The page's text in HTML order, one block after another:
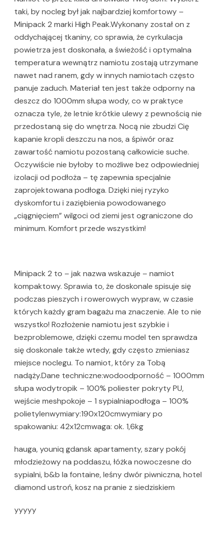
taki, by nocleg był jak najbardziej komfortowy –
Minipack 2 marki High Peak.Wykonany został on z
oddychającej tkaniny, co sprawia, że cyrkulacja
powietrza jest doskonała, a świeżość i optymalna
temperatura wewnątrz namiotu zostają utrzymane
nawet nad ranem, gdy w innych namiotach często
panuje zaduch. Materiał ten jest także odporny na
deszcz do 1000mm słupa wody, co w praktyce
oznacza tyle, że letnie krótkie ulewy z pewnością nie
przedostaną się do wnętrza. Nocą nie zbudzi Cię
kapanie kropli deszczu na nos, a śpiwór oraz
zawartość namiotu pozostaną całkowicie suche.
Oczywiście nie byłoby to możliwe bez odpowiedniej
izolacji od podłoża – tę zapewnia specjalnie
zaprojektowana podłoga. Dzięki niej ryzyko
dyskomfortu i zaziębienia powodowanego
„ciągnięciem” wilgoci od ziemi jest ograniczone do
minimum. Komfort przede wszystkim!
Minipack 2 to – jak nazwa wskazuje – namiot
kompaktowy. Sprawia to, że doskonale spisuje się
podczas pieszych i rowerowych wypraw, w czasie
których każdy gram bagażu ma znaczenie. Ale to nie
wszystko! Rozłożenie namiotu jest szybkie i
bezproblemowe, dzięki czemu model ten sprawdza
się doskonale także wtedy, gdy często zmieniasz
miejsce noclegu. To namiot, który za Tobą
nadąży.Dane techniczne:wodoodporność – 1000mm
słupa wodytropik – 100% poliester pokryty PU,
wejście meshpokoje – 1 sypialniapodłoga – 100%
polietylenwymiary:190x120cmwymiary po
spakowaniu: 42x12cmwaga: ok. 1,6kg
hauga, youniq gdansk apartamenty, szary pokój
młodzieżowy na poddaszu, łóżka nowoczesne do
sypialni, b&b la fontaine, leśny dwór piwniczna, hotel
diamond ustroń, kosz na pranie z siedziskiem
yyyyy